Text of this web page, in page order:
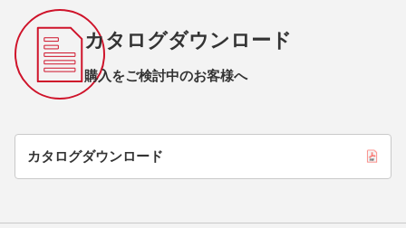
カタログダウンロード
購入をご検討中のお客様へ
カタログダウンロード